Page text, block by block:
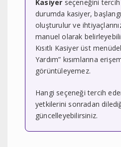
Kasiyer seçeneğini
durumda kasiyer,
oluşturulur ve
manuel olarak
Kısıtlı Kasiyer üst
Yardım” kısımlarına
görüntüleyemez.
Hangi seçeneği tercih
yetkilerini sonradan
güncelleyebilirsiniz.